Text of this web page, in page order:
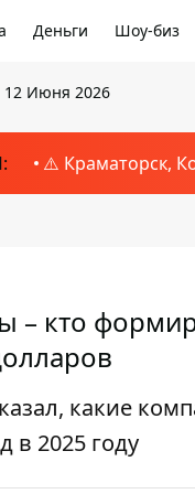
Деньги Шоу-биз
12 Июня 2026
⚠️ Краматорск,
– кто
какие
в 2025 году